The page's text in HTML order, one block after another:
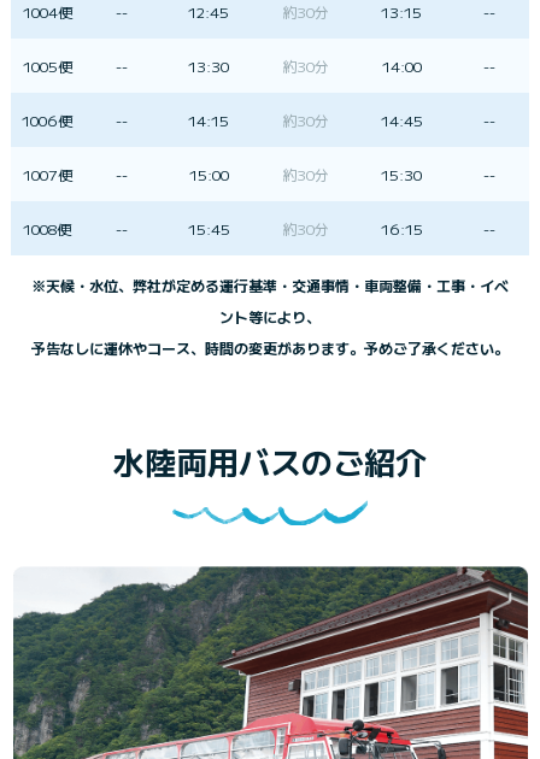
1004便 -- 12:45 約30分 13:15 --
1005便 -- 13:30 約30分 14:00 --
1006便 -- 14:15 約30分 14:45 --
1007便 -- 15:00 約30分 15:30 --
1008便 -- 15:45 約30分 16:15 --
※天候・水位、弊社が定める運行基準・交通事情・車両整備・工事・イベ
ント等により、
予告なしに運休やコース、時間の変更があります。予めご了承ください。
水陸両用バスのご紹介